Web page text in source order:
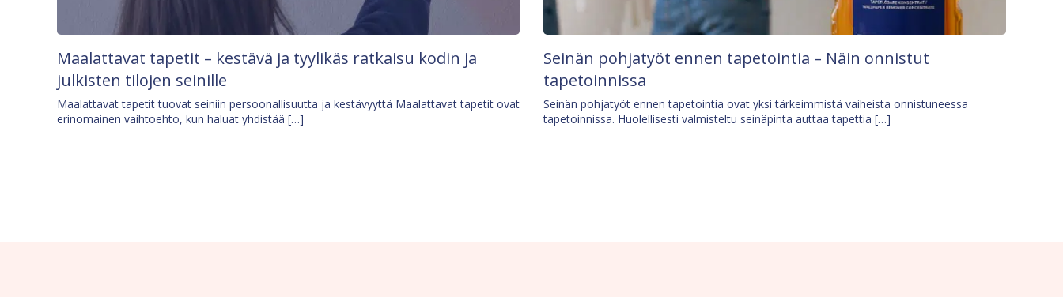
Maalattavat tapetit – kestävä ja tyylikäs ratkaisu kodin ja
julkisten tilojen seinille
Maalattavat tapetit tuovat seiniin persoonallisuutta ja kestävyyttä Maalattavat tapetit ovat
erinomainen vaihtoehto, kun haluat yhdistää […]
Seinän pohjatyöt ennen tapetointia – Näin onnistut
tapetoinnissa
Seinän pohjatyöt ennen tapetointia ovat yksi tärkeimmistä vaiheista onnistuneessa
tapetoinnissa. Huolellisesti valmisteltu seinäpinta auttaa tapettia […]